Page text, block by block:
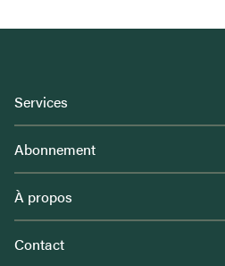
Services
Abonnement
À propos
Contact